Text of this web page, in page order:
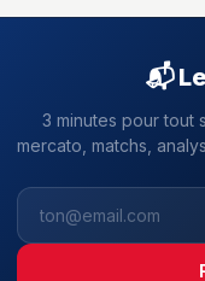
📬
3 minutes pour tout
mercato, matchs,